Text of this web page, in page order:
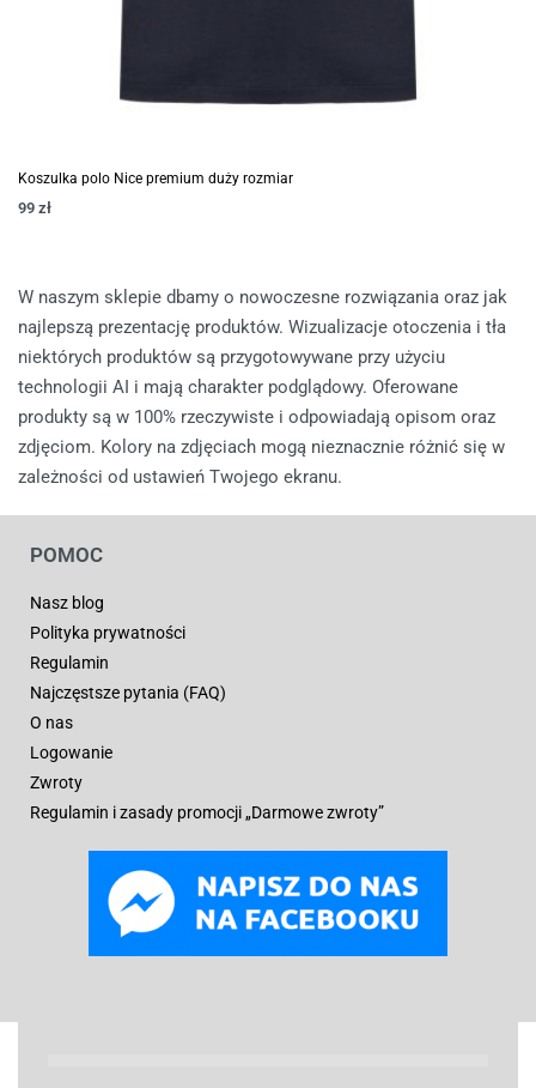
Koszulka polo Nice premium duży rozmiar
99 zł
W naszym sklepie dbamy o nowoczesne rozwiązania oraz jak
najlepszą prezentację produktów. Wizualizacje otoczenia i tła
niektórych produktów są przygotowywane przy użyciu
technologii AI i mają charakter podglądowy. Oferowane
produkty są w 100% rzeczywiste i odpowiadają opisom oraz
zdjęciom. Kolory na zdjęciach mogą nieznacznie różnić się w
zależności od ustawień Twojego ekranu.
POMOC
Nasz blog
Polityka prywatności
Regulamin
Najczęstsze pytania (FAQ)
O nas
Logowanie
Zwroty
Regulamin i zasady promocji „Darmowe zwroty”